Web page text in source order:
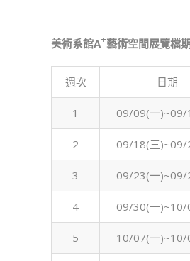
美術系館A+藝術空間展覽檔
週次 日期
1 09/09(一)~09/
2 09/18(三)~09/
3
09/23(一)~09/
4 09/30(一)~10/
5
10/07(一)~10/